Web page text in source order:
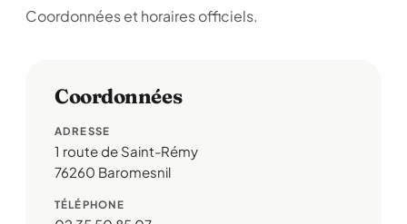
Coordonnées et horaires officiels.
Coordonnées
ADRESSE
1 route de Saint-Rémy
76260 Baromesnil
TÉLÉPHONE